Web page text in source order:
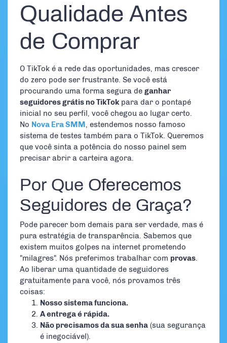
Qualidade Antes
de Comprar
O TikTok é a rede das oportunidades, mas crescer
do zero pode ser frustrante. Se você está
procurando uma forma segura de ganhar
seguidores grátis no TikTokpara dar o pontapé
inicial no seu perfil, você chegou ao lugar certo.
No Nova Era SMM, estendemos nosso famoso
sistema de testes também para o TikTok. Queremos
que você sinta a potência do nosso painel sem
precisar abrir a carteira agora.
Por Que Oferecemos
Seguidores de Graça?
Pode parecer bom demais para ser verdade, mas é
pura estratégia de transparência. Sabemos que
existem muitos golpes na internet prometendo
"milagres". Nós preferimos trabalhar com provas.
Ao liberar uma quantidade de seguidores
gratuitamente para você, nós provamos três
coisas:
Nosso sistema funciona.
A entrega é rápida.
Não precisamos da sua senha (sua segurança
é inegociável).